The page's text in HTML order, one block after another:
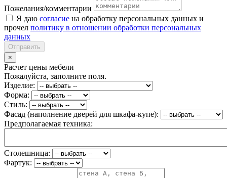
Пожелания/комментарии
Я даю согласие на обработку персональных данных и
прочел политику в отношении обработки персональных
данных
Отправить
×
Расчет цены мебели
Пожалуйста, заполните поля.
Изделие:
Форма:
Стиль:
Фасад (наполнение дверей для шкафа-купе):
Предполагаемая техника:
Столешница:
Фартук: